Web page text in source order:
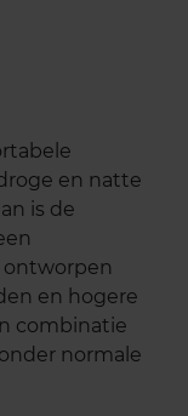
en natte
is de
ontworpen
en hogere
combinatie
normale